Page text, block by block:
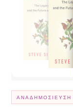
ΑΝΑΔΗΜΟΣΊΕΥΣΗ